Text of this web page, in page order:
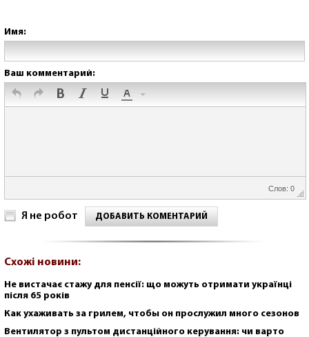
Имя:
Ваш комментарий:
Слов: 0
Я не робот ДОБАВИТЬ КОМЕНТАРИЙ
Схожі новини:
Не вистачає стажу для пенсії: що можуть отримати українці
після 65 років
Как ухаживать за грилем, чтобы он прослужил много сезонов
Вентилятор з пультом дистанційного керування: чи варто